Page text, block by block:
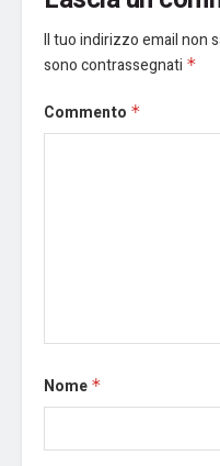
Il tuo indirizzo email non
sono contrassegnati *
Commento *
Nome *